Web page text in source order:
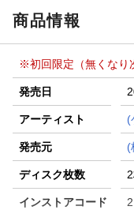
進呈
エントリー＆条件
袋が当たる！
【楽天24】日用品
ーポン★
商品情報
※初回限定（無くなり
発売日
アーティスト (
発売元 (
ディスク枚数
インストアコード